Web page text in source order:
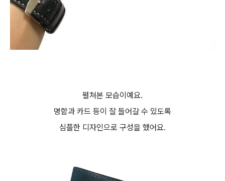
펼쳐본 모습이예요.
명함과 카드 등이 잘 들어갈 수 있도록
심플한 디자인으로 구성을 했어요.